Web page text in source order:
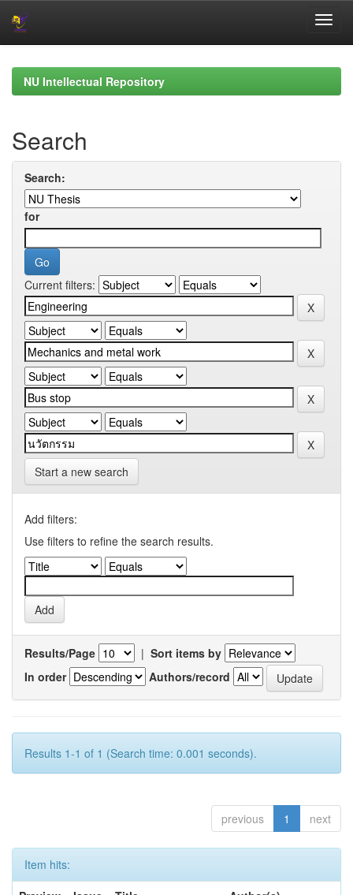
navigationNU Intellectual Repository
Search
Search:
for
Current filters:
Start a new search
Add filters:
Use filters to refine the search results.
Results/Page | Sort items by
In order
Authors/record
Results 1-1 of 1 (Search time: 0.001 seconds).
previous 1 next
Item hits: